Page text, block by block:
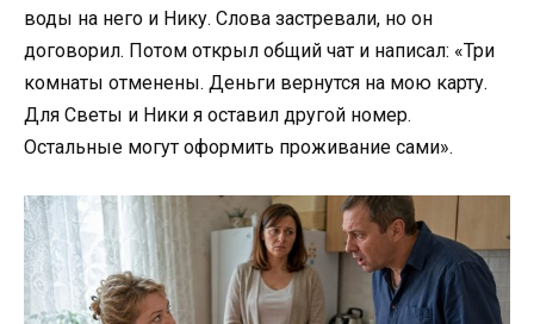
воды на него и Нику. Слова застревали, но он
договорил. Потом открыл общий чат и написал: «Три
комнаты отменены. Деньги вернутся на мою карту.
Для Светы и Ники я оставил другой номер.
Остальные могут оформить проживание сами».